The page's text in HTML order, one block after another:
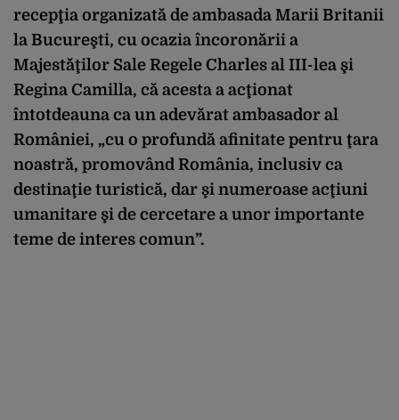
recepţia organizată de ambasada Marii Britanii
la Bucureşti, cu ocazia încoronării a
Majestăţilor Sale Regele Charles al III-lea şi
Regina Camilla, că acesta a acţionat
întotdeauna ca un adevărat ambasador al
României, „cu o profundă afinitate pentru ţara
noastră, promovând România, inclusiv ca
destinaţie turistică, dar şi numeroase acţiuni
umanitare şi de cercetare a unor importante
teme de interes comun”.